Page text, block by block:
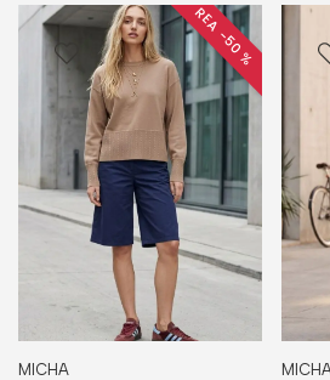
REA −50 %
MICHA